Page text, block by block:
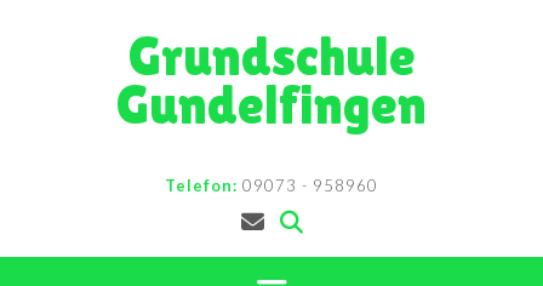
Grundschule
Gundelfingen
Telefon: 09073 - 958960